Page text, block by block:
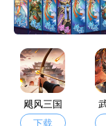
飓风三国
下载